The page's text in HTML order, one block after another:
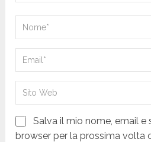
Salva il mio nome, email e
browser per la prossima volta